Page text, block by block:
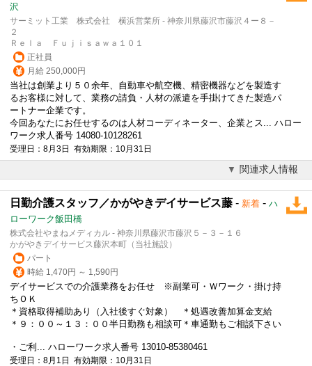
沢
サーミット工業 株式会社 横浜営業所 - 神奈川県藤沢市藤沢４ー８－
２
Ｒｅｌａ Ｆｕｊｉｓａｗａ１０１
正社員
月給 250,000円
当社は創業より５０余年、自動車や航空機、精密機器などを製造す
るお客様に対して、業務の請負・人材の派遣を手掛けてきた製造パ
ートナー企業です。
今回あなたにお任せするのは人材コーディネーター、企業とス... ハロー
ワーク求人番号 14080-10128261
受理日：8月3日 有効期限：10月31日
関連求人情報
日勤介護スタッフ／かがやきデイサービス藤 - 新着 - ハ
ローワーク飯田橋
株式会社やまねメディカル - 神奈川県藤沢市藤沢５－３－１６
かがやきデイサービス藤沢本町（当社施設）
パート
時給 1,470円 ～ 1,590円
デイサービスでの介護業務をお任せ ※副業可・Ｗワーク・掛け持
ちＯＫ
＊資格取得補助あり（入社後すぐ対象） ＊処遇改善加算金支給
＊９：００～１３：００半日勤務も相談可＊車通勤もご相談下さい
・ご利... ハローワーク求人番号 13010-85380461
受理日：8月1日 有効期限：10月31日